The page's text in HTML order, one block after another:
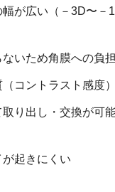
幅が広い（－3D〜－
いため角膜への負
（コントラスト感度
取り出し・交換が可
が起きにくい